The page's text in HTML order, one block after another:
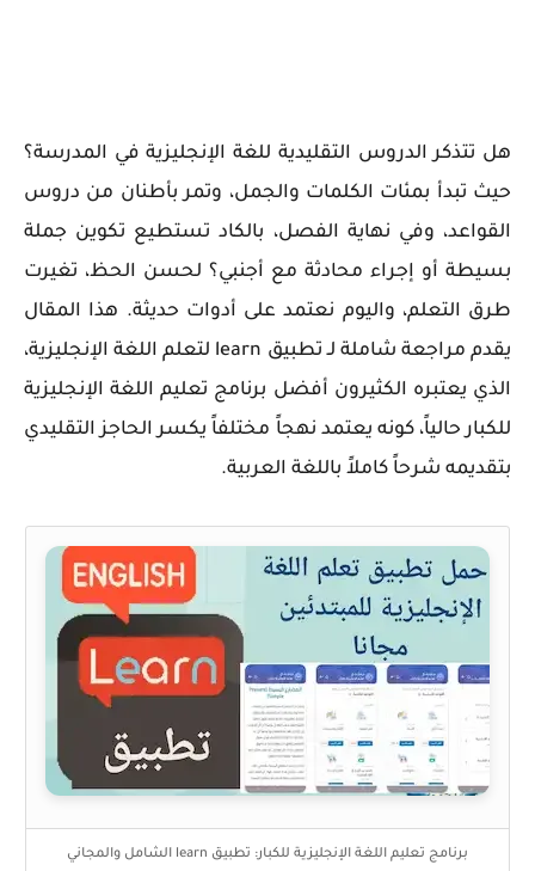
هل تتذكر الدروس التقليدية للغة الإنجليزية في المدرسة؟
حيث تبدأ بمئات الكلمات والجمل، وتمر بأطنان من دروس
القواعد، وفي نهاية الفصل، بالكاد تستطيع تكوين جملة
بسيطة أو إجراء محادثة مع أجنبي؟ لحسن الحظ، تغيرت
طرق التعلم، واليوم نعتمد على أدوات حديثة. هذا المقال
يقدم مراجعة شاملة لـ تطبيق learn لتعلم اللغة الإنجليزية،
الذي يعتبره الكثيرون أفضل برنامج تعليم اللغة الإنجليزية
للكبارحالياً، كونه يعتمد نهجاً مختلفاً يكسر الحاجز التقليدي
بتقديمه شرحاً كاملاً باللغة العربية.
برنامج تعليم اللغة الإنجليزية للكبار: تطبيق learn الشامل والمجاني